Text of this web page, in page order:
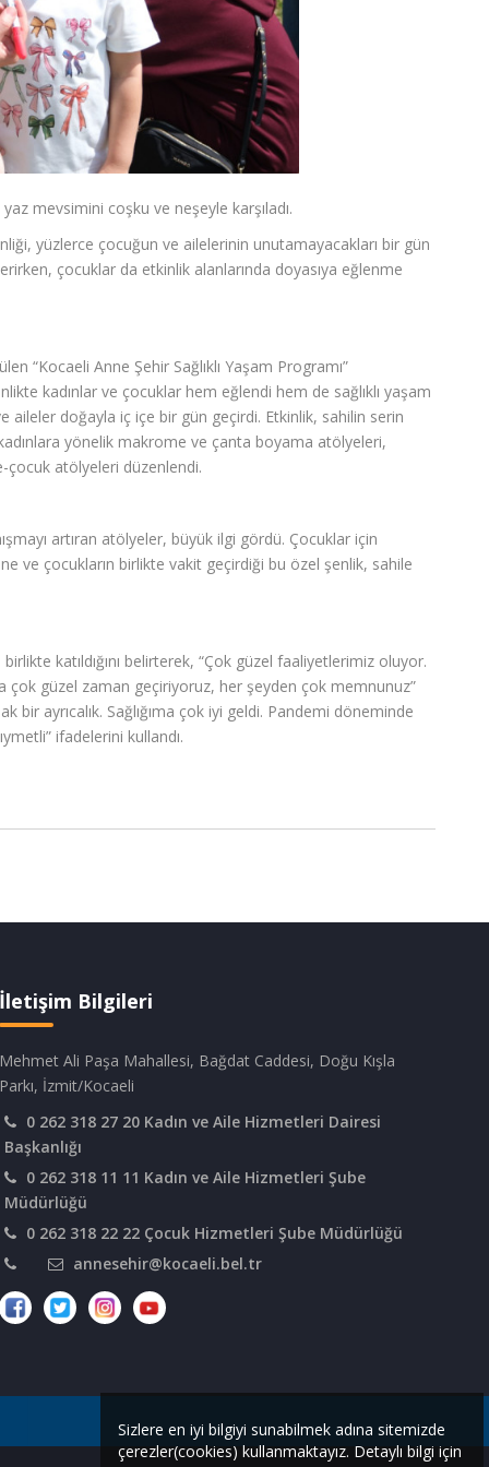
mevsimini coşku ve neşeyle karşıladı.
yüzlerce çocuğun ve ailelerinin unutamayacakları bir gün
çocuklar da etkinlik alanlarında doyasıya eğlenme
“Kocaeli Anne Şehir Sağlıklı Yaşam Programı”
kadınlar ve çocuklar hem eğlendi hem de sağlıklı yaşam
aileler doğayla iç içe bir gün geçirdi. Etkinlik, sahilin serin
yönelik makrome ve çanta boyama atölyeleri,
atölyeleri düzenlendi.
artıran atölyeler, büyük ilgi gördü. Çocuklar için
ve çocukların birlikte vakit geçirdiği bu özel şenlik, sahile
katıldığını belirterek, “Çok güzel faaliyetlerimiz oluyor.
çok güzel zaman geçiriyoruz, her şeyden çok memnunuz”
ayrıcalık. Sağlığıma çok iyi geldi. Pandemi döneminde
ifadelerini kullandı.
Bilgileri
Ali Paşa Mahallesi, Bağdat Caddesi, Doğu Kışla
İzmit/Kocaeli
0 262 318 27 20 Kadın ve Aile Hizmetleri Dairesi
Başkanlığı
0 262 318 11 11 Kadın ve Aile Hizmetleri Şube
Müdürlüğü
0 262 318 22 22 Çocuk Hizmetleri Şube Müdürlüğü
annesehir@kocaeli.bel.tr
Sizlere en iyi bilgiyi sunabilmek adına sitemizde
çerezler(cookies) kullanmaktayız. Detaylı bilgi için